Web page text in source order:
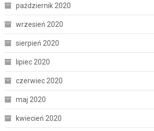
październik 2020
wrzesień 2020
sierpień 2020
lipiec 2020
czerwiec 2020
maj 2020
kwiecień 2020